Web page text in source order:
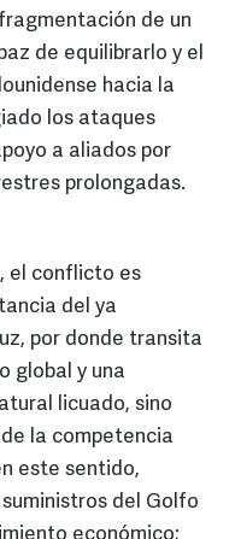
de un
de equilibrarlo y el
hacia la
los ataques
a aliados por
prolongadas.
el conflicto es
del ya
por donde transita
global y una
licuado, sino
la competencia
este sentido,
del Golfo